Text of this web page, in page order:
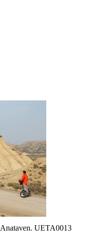
Anataven. UETA0013